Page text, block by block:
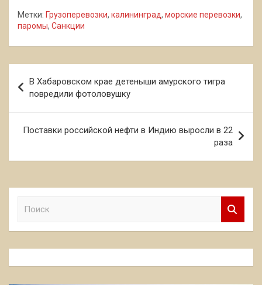
Метки: Грузоперевозки, калининград, морские перевозки,
паромы, Санкции
по
записям
В Хабаровском крае детеныши амурского тигра
повредили фотоловушку
Поставки российской нефти в Индию выросли в 22
раза
к